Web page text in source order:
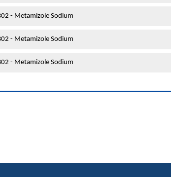
- Metamizole Sodium
- Metamizole Sodium
- Metamizole Sodium